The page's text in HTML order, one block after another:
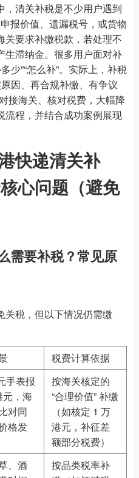
，清关补税是不少用户遇到
报价值、遗漏税号，或货物
关要求补缴税款，若处理不
生滞纳金。很多用户面对补
少”“怎么补”。实际上，补税
因、再合规补缴、有争议
接海关、核对税费，大幅降
流程，并结合成功案例展现
快递清关补
心问题（避免
需要补税？常见原
关税，但以下情况仍需缴
税费计算依据
手表报
元，海
对同
格发
按海关核定的
“合理价值” 补缴
（如核定 1 万
港元，补征差
额部分税费）
、酒
按品类税率补